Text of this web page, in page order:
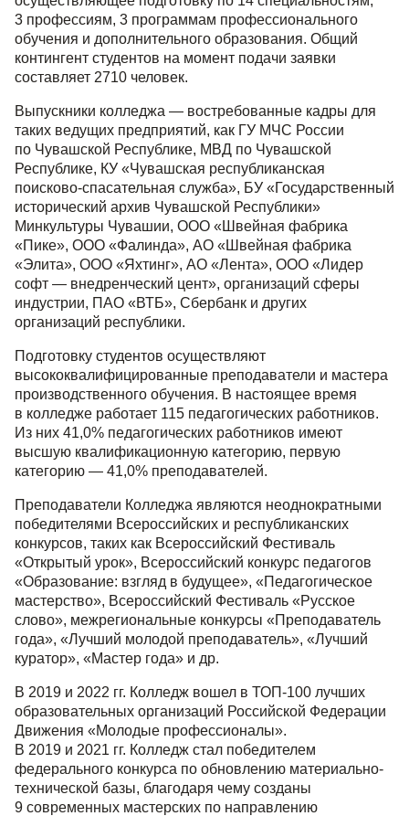
3 профессиям, 3 программам профессионального
обучения и дополнительного образования. Общий
контингент студентов на момент подачи заявки
составляет 2710 человек.
Выпускники колледжа — востребованные кадры для
таких ведущих предприятий, как ГУ МЧС России
по Чувашской Республике, МВД по Чувашской
Республике, КУ «Чувашская республиканская
поисково-спасательная служба», БУ «Государственный
исторический архив Чувашской Республики»
Минкультуры Чувашии, ООО «Швейная фабрика
«Пике», ООО «Фалинда», АО «Швейная фабрика
«Элита», ООО «Яхтинг», АО «Лента», ООО «Лидер
софт — внедренческий цент», организаций сферы
индустрии, ПАО «ВТБ», Сбербанк и других
организаций республики.
Подготовку студентов осуществляют
высококвалифицированные преподаватели и мастера
производственного обучения. В настоящее время
в колледже работает 115 педагогических работников.
Из них 41,0% педагогических работников имеют
высшую квалификационную категорию, первую
категорию — 41,0% преподавателей.
Преподаватели Колледжа являются неоднократными
победителями Всероссийских и республиканских
конкурсов, таких как Всероссийский Фестиваль
«Открытый урок», Всероссийский конкурс педагогов
«Образование: взгляд в будущее», «Педагогическое
мастерство», Всероссийский Фестиваль «Русское
слово», межрегиональные конкурсы «Преподаватель
года», «Лучший молодой преподаватель», «Лучший
куратор», «Мастер года» и др.
В 2019 и 2022 гг. Колледж вошел в ТОП-100 лучших
образовательных организаций Российской Федерации
Движения «Молодые профессионалы».
В 2019 и 2021 гг. Колледж стал победителем
федерального конкурса по обновлению материально-
технической базы, благодаря чему созданы
9 современных мастерских по направлению